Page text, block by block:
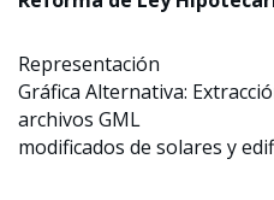
Representación
Gráfica Alternativa:
archivos GML
modificados de solares y